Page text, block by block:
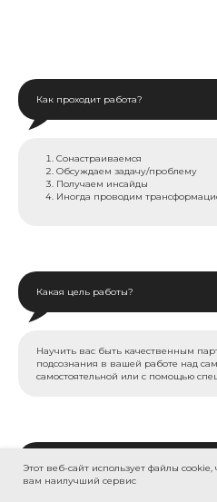
Как проходит работа?
Сонастраиваемся
Обсуждаем задачу/проблему
Получаем инсайды
Иногда проводим
Какая цель работы?
Научить вас быть качественным
подсознания в вашей работе над
самостоятельной или с помощью
Объясните на примере?
Этот веб-сайт использует файлы
вам наилучший сервис